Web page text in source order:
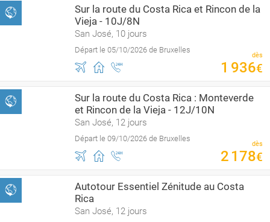
Sur la route du Costa Rica et Rincon de la
Vieja - 10J/8N
San José, 10 jours
Départ le 05/10/2026 de Bruxelles
dès
1 936€
Sur la route du Costa Rica : Monteverde
et Rincon de la Vieja - 12J/10N
San José, 12 jours
Départ le 09/10/2026 de Bruxelles
dès
2 178€
Autotour Essentiel Zénitude au Costa
Rica
San José, 12 jours